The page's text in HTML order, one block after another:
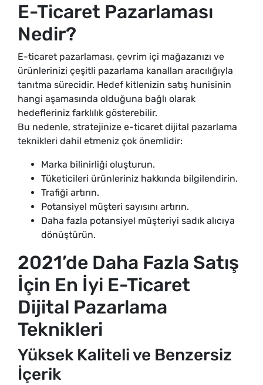
E-Ticaret Pazarlaması
Nedir?
E-ticaret pazarlaması, çevrim içi mağazanızı ve
ürünlerinizi çeşitli pazarlama kanalları aracılığıyla
tanıtma sürecidir. Hedef kitlenizin satış hunisinin
hangi aşamasında olduğuna bağlı olarak
hedefleriniz farklılık gösterebilir.
Bu nedenle, stratejinize e-ticaret dijital pazarlama
teknikleri dahil etmeniz çok önemlidir:
Marka bilinirliği oluşturun.
Tüketicileri ürünleriniz hakkında bilgilendirin.
Trafiği artırın.
Potansiyel müşteri sayısını artırın.
Daha fazla potansiyel müşteriyi sadık alıcıya
dönüştürün.
2021’de Daha Fazla Satış
İçin En İyi E-Ticaret
Dijital Pazarlama
Teknikleri
Yüksek Kaliteli ve Benzersiz
İçerik